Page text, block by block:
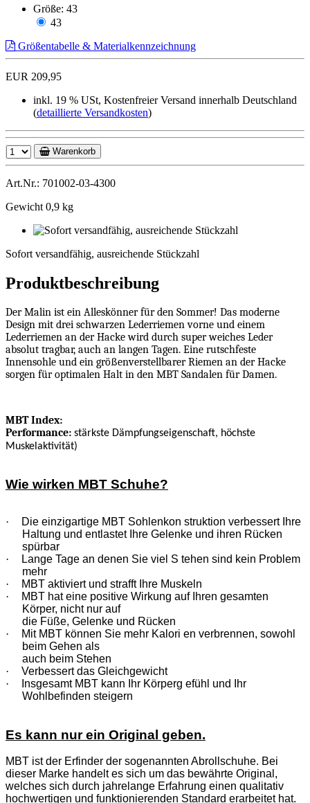
Größe: 43
43
Größentabelle & Materialkennzeichnung
EUR 209,95
inkl. 19 % USt, Kostenfreier Versand innerhalb Deutschland
(detaillierte Versandkosten)
Warenkorb
Art.Nr.: 701002-03-4300
Gewicht 0,9 kg
Sofort versandfähig, ausreichende Stückzahl
Produktbeschreibung
Der Malin ist ein Alleskönner für den Sommer! Das moderne
Design mit drei schwarzen Lederriemen vorne und einem
Lederriemen an der Hacke wird durch super weiches Leder
absolut tragbar, auch an langen Tagen. Eine rutschfeste
Innensohle und ein größenverstellbarer Riemen an der Hacke
sorgen für optimalen Halt in den MBT Sandalen für Damen.
MBT Index:
Performance: stärkste Dämpfungseigenschaft, höchste
Muskelaktivität)
Wie wirken MBT Schuhe?
·
Die einzigartige MBT Sohlenkon struktion verbessert Ihre
Haltung und entlastet Ihre Gelenke und ihren Rücken
spürbar
·
Lange Tage an denen Sie viel S tehen sind kein Problem
mehr
·
MBT aktiviert und strafft Ihre Muskeln
·
MBT hat eine positive Wirkung auf Ihren gesamten
Körper, nicht nur auf
die Füße, Gelenke und Rücken
·
Mit MBT können Sie mehr Kalori en verbrennen, sowohl
beim Gehen als
auch beim Stehen
·
Verbessert das Gleichgewicht
·
Insgesamt MBT kann Ihr Körperg efühl und Ihr
Wohlbefinden steigern
Es kann nur ein Original geben.
MBT ist der Erfinder der sogenannten Abrollschuhe. Bei
dieser Marke handelt es sich um das bewährte Original,
welches sich durch jahrelange Erfahrung einen qualitativ
hochwertigen und funktionierenden Standard erarbeitet hat.